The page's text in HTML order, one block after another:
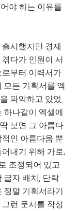
야 하는 이유를
시했지만 경제
다가 인원이 서
부터 이력서가
모든 기획서를 엑
파악하고 있었
하나같이 엑셀에
보면 그 아름다
인 아름다움 뿐
내기 위해 가로,
조정되어 있고
글자 배치, 단락
정말 기획서라기
런 문서를 작성